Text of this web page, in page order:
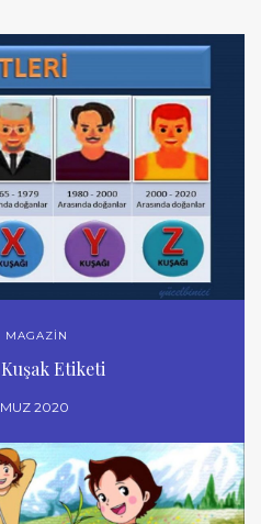
MAGAZİN
Etiketi
2020